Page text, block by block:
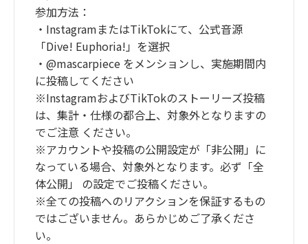
参加方法：
・InstagramまたはTikTokにて、公式音源
「Dive! Euphoria!」を選択
・@mascarpiece をメンションし、実施期間内
に投稿してください
※InstagramおよびTikTokのストーリーズ投稿
は、集計・仕様の都合上、対象外となりますの
でご注意 ください。
※アカウントや投稿の公開設定が「非公開」に
なっている場合、対象外となります。必ず「全
体公開」 の設定でご投稿ください。
※全ての投稿へのリアクションを保証するもの
ではございません。あらかじめご了承くださ
い。